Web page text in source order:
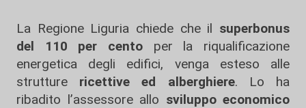
La Regione Liguria chiede che il superbonus
del 110 per cento per la riqualificazione
energetica degli edifici, venga esteso alle
strutture ricettive ed alberghiere. Lo ha
ribadito l’assessore allo sviluppo economico